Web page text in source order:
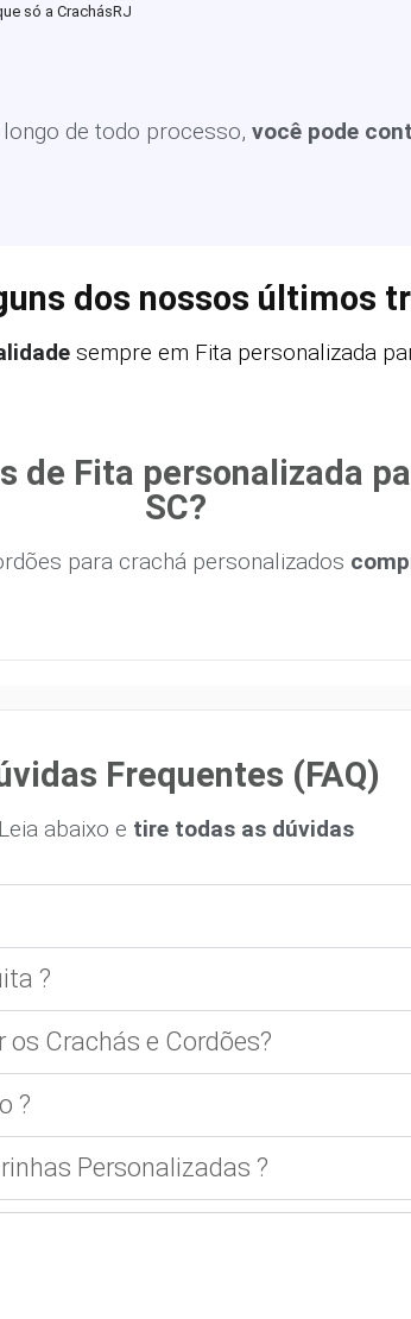
só a CrachásRJ
de todo processo, você pode
dos nossos últimos
sempre em Fita personalizada
de Fita personalizada
SC?
para crachá personalizados
Frequentes (FAQ)
Leia abaixo e tire todas as dúvidas
?
Crachás e Cordões?
?
Personalizadas ?